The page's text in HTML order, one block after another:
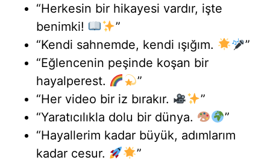
“Herkesin bir hikayesi vardır, işte
benimki!
”
“Kendi sahnemde, kendi ışığım.
”
“Eğlencenin peşinde koşan bir
hayalperest.
”
“Her video bir iz bırakır.
”
“Yaratıcılıkla dolu bir dünya.
”
“Hayallerim kadar büyük, adımlarım
kadar cesur.
”